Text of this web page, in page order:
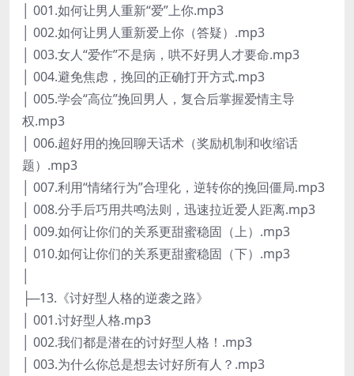
│ 001.如何让男人重新“爱”上你.mp3
│ 002.如何让男人重新爱上你（答疑）.mp3
│ 003.女人“爱作”不是病，哄不好男人才要命.mp3
│ 004.避免焦虑，挽回的正确打开方式.mp3
│ 005.学会“高位”挽回男人，复合后掌握爱情主导
权.mp3
│ 006.超好用的挽回聊天话术（奖励机制和收缩话
题）.mp3
│ 007.利用“情绪行为”合理化，逆转你的挽回僵局.mp3
│ 008.分手后巧用共鸣法则，迅速拉近爱人距离.mp3
│ 009.如何让你们的关系更甜蜜稳固（上）.mp3
│ 010.如何让你们的关系更甜蜜稳固（下）.mp3
├─13.《讨好型人格的逆袭之路》
│ 001.讨好型人格.mp3
│ 002.我们都是潜在的讨好型人格！.mp3
│ 003.为什么你总是想去讨好所有人？.mp3